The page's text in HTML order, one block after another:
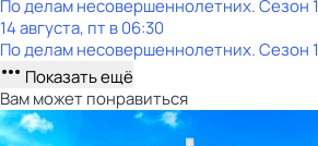
По делам несовершеннолетних. Сезон 1
14 августа, пт в 06:30
По делам несовершеннолетних. Сезон 1
Показать ещё
Вам может понравиться